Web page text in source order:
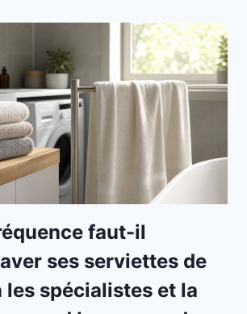
faut-il
ses serviettes de
les spécialistes et la